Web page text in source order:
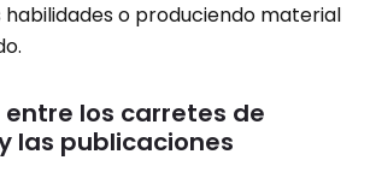
habilidades o produciendo material
los carretes de
las publicaciones